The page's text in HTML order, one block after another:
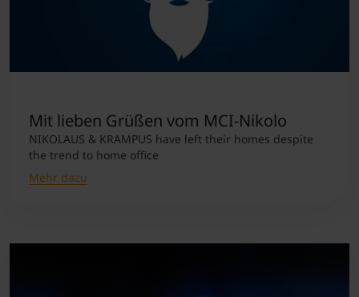
Mit lieben Grüßen vom MCI-Nikolo
NIKOLAUS & KRAMPUS have left their homes despite
the trend to home office
Mehr dazu